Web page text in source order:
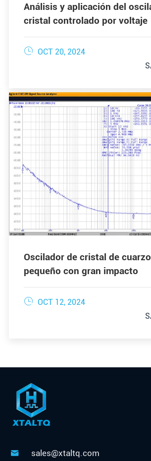
Análisis y aplicación del
cristal controlado por voltaje
 OCT 20, 2024
Oscilador de cristal de
pequeño con gran impacto
 OCT 12, 2024
 sales@xtaltq.com